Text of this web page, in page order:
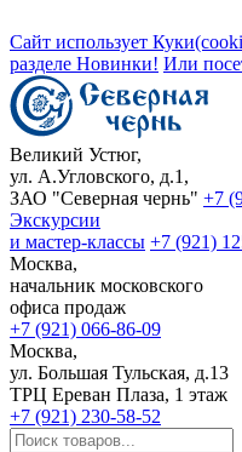
Сайт использует
разделе Новинки! Или
Великий Устюг,
ул. А.Угловского, д.1,
ЗАО "Северная чернь" +7
Экскурсии
и мастер-классы +7 (921)
Москва,
начальник московского
офиса продаж
+7 (921) 066-86-09
Москва,
ул. Большая Тульская, д.13
ТРЦ Ереван Плаза, 1 этаж
+7 (921) 230-58-52